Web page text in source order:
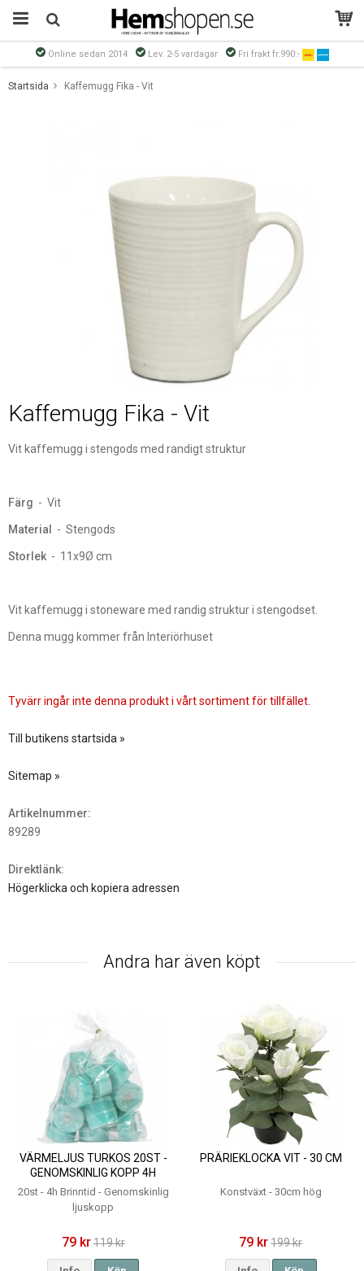
Online sedan 2014 Lev. 2-5 vardagar Fri frakt fr.990:-
Startsida Kaffemugg Fika - Vit
Kaffemugg Fika - Vit
Vit kaffemugg i stengods med randigt struktur
Färg - Vit
Material - Stengods
Storlek - 11x9Ø cm
Vit kaffemugg i stoneware med randig struktur i stengodset.
Denna mugg kommer från Interiörhuset
Tyvärr ingår inte denna produkt i vårt sortiment för tillfället.
Till butikens startsida »
Sitemap »
Artikelnummer:
89289
Direktlänk:
Högerklicka och kopiera adressen
Andra har även köpt
VÄRMELJUS TURKOS 20ST -
GENOMSKINLIG KOPP 4H
20st - 4h Brinntid - Genomskinlig
ljuskopp
79 kr119 kr
PRÄRIEKLOCKA VIT - 30 CM
Konstväxt - 30cm hög
79 kr199 kr